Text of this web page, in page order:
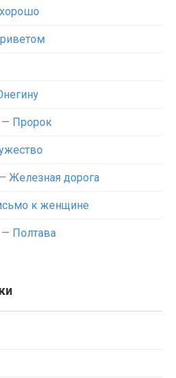
Пророк
Железная дорога
к женщине
Полтава